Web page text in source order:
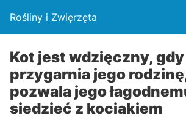
Rośliny i Zwięrzęta
Kot jest wdzięczny,
przygarnia jego
pozwala jego
siedzieć z kociakiem